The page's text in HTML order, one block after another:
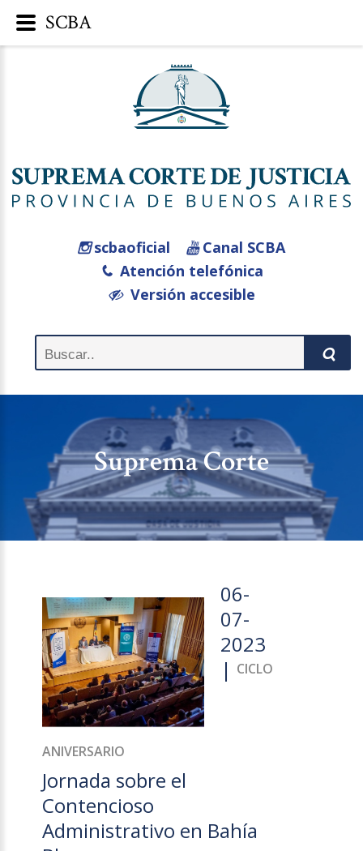
scbaoficial
Canal SCBA
Atención telefónica
Versión accesible
Suprema Corte
06-
07-
2023
| CICLO
ANIVERSARIO
Jornada sobre el
Contencioso
Administrativo en Bahía
SCBA